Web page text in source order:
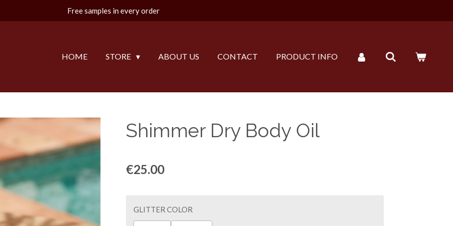
Free samples in every order
HOME STORE ABOUT US CONTACT PRODUCT INFO
Shimmer Dry Body Oil
€25.00
GLITTER COLOR